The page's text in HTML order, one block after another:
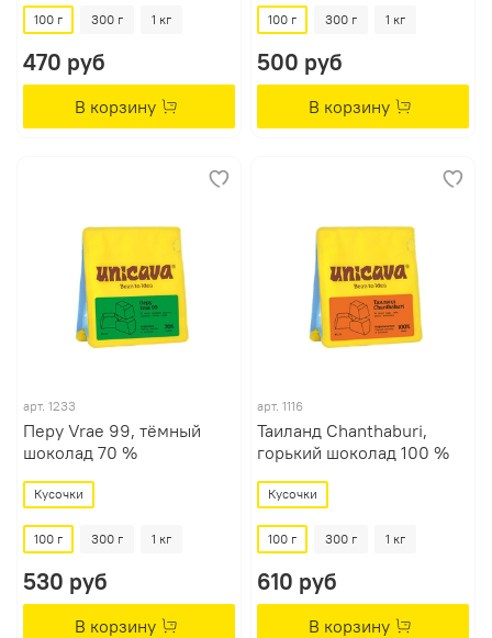
100 г 300 г 1 кг
470 руб
В корзину
100 г 300 г 1 кг
500 руб
В корзину
арт. 1233
Перу Vrae 99, тёмный
шоколад 70 %
Кусочки
100 г 300 г 1 кг
530 руб
В корзину
арт. 1116
Таиланд Chanthaburi,
горький шоколад 100 %
Кусочки
100 г 300 г 1 кг
610 руб
В корзину